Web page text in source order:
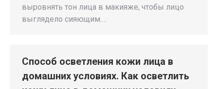
выровнять тон лица в макияже, чтобы лицо
выглядело сияющим.…
Способ осветления кожи лица в
домашних условиях. Как осветлить